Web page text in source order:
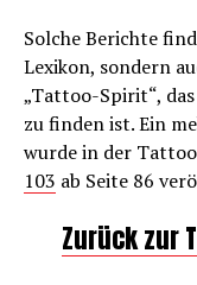
Solche Berichte
Lexikon, sondern
„Tattoo-Spirit“,
zu finden ist. Ein
wurde in der
103 ab Seite 86
Zurück zur